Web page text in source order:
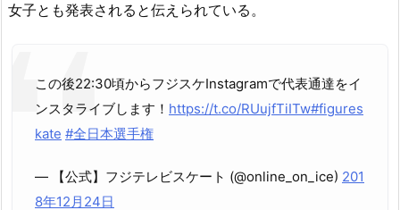
女子とも発表されると伝えられている。
この後22:30頃からフジスケInstagramで代表通達をイ
ンスタライブします！ https://t.co/RUujfTiITw#figures
kate #全日本選手権
— 【公式】フジテレビスケート (@online_on_ice) 201
8年12月24日